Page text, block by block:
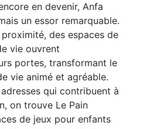
en devenir, Anfa
un essor remarquable.
des espaces de
vie ouvrent
portes, transformant le
vie animé et agréable.
qui contribuent à
on trouve Le Pain
de jeux pour enfants